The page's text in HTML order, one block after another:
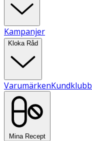
Kampanjer
Kloka Råd
VarumärkenKundklubb
Mina Recept